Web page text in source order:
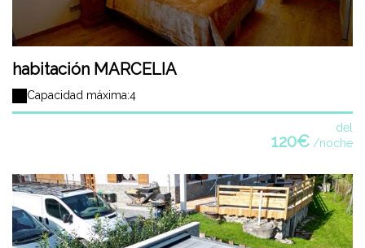
habitación MARCELIA
Capacidad máxima:4
del
120€ /noche